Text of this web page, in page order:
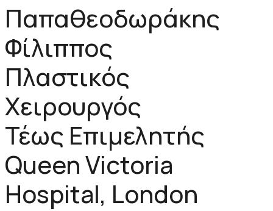
Παπαθεοδωράκης
Φίλιππος
Πλαστικός
Χειρουργός
Τέως Επιμελητής
Queen Victoria
Hospital, London